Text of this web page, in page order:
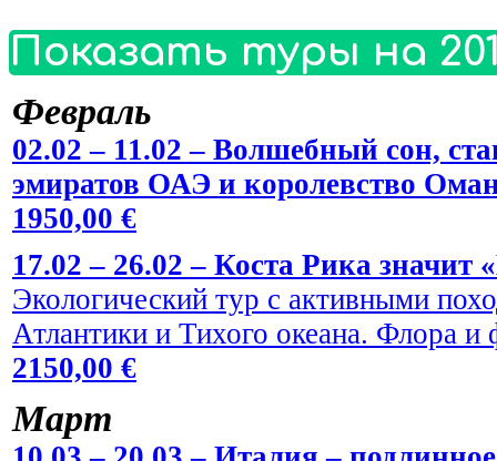
Показать туры на
Февраль
02.02 – 11.02 – Волшебный сон,
эмиратов ОАЭ и королевство
1950,00 €
17.02 – 26.02 – Коста Рика значит
Экологический тур с активными
Атлантики и Тихого океана. Флора
2150,00 €
Maрт